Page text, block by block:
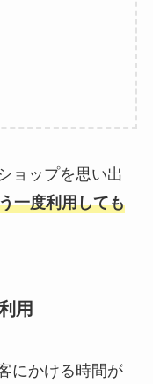
ョップを思い出
一度利用しても
用
にかける時間が